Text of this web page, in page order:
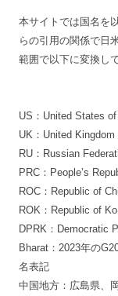
本サイトでは国名を
らの引用の関係で日
範囲で以下に変換し
US：United States
UK：United
RU：Russian
PRC：People’s
ROC：Republic of
ROK：Republic of
DPRK：Democratic
Bharat：2023年の
名表記
中国地方：広島県、